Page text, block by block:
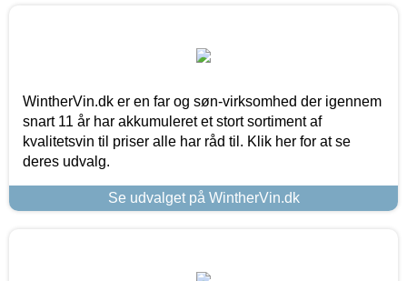
WintherVin.dk er en far og søn-virksomhed der igennem
snart 11 år har akkumuleret et stort sortiment af
kvalitetsvin til priser alle har råd til. Klik her for at se
deres udvalg.
Se udvalget på WintherVin.dk